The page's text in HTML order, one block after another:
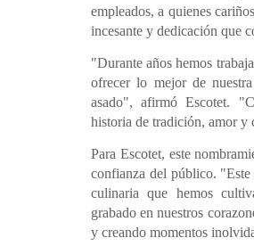
empleados, a quienes
incesante y dedicación que
"Durante años hemos
ofrecer lo mejor de
asado", afirmó Escotet.
historia de tradición, amor y
Para Escotet, este
confianza del público.
culinaria que hemos
grabado en nuestros
y creando momentos